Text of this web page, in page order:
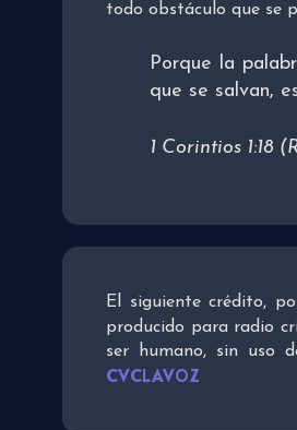
todo obstáculo que se
Porque la
que se salvan,
1 Corintios 1:18
El siguiente crédito,
producido para radio
ser humano, sin uso
CVCLAVOZ